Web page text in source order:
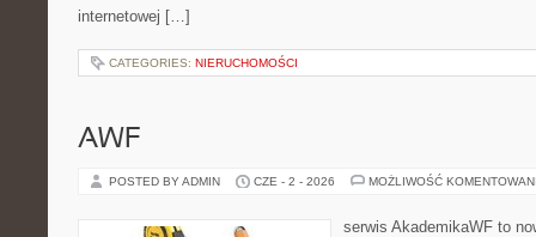
internetowej […]
CATEGORIES: NIERUCHOMOŚCI
AWF
POSTED BY ADMIN CZE - 2 - 2026 MOŻLIWOŚĆ
serwis AkademikaWF to